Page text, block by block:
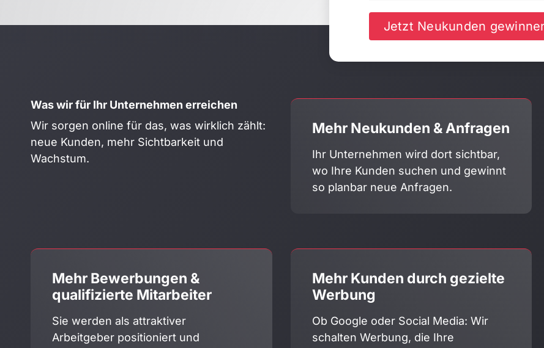
Jetzt Neukunden
Was wir für Ihr Unternehmen erreichen
Wir sorgen online für das, was wirklich zählt:
neue Kunden, mehr Sichtbarkeit und
Wachstum.
Mehr Neukunden & Anfragen
Ihr Unternehmen wird dort sichtbar,
wo Ihre Kunden suchen und gewinnt
so planbar neue Anfragen.
Mehr Bewerbungen &
qualifizierte Mitarbeiter
Sie werden als attraktiver
Arbeitgeber positioniert und
Mehr Kunden durch gezielte
Werbung
Ob Google oder Social Media: Wir
schalten Werbung, die Ihre